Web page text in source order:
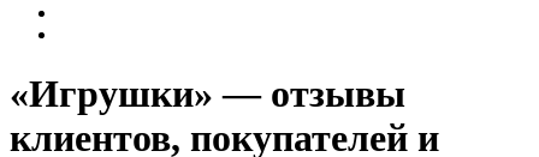
«Игрушки» — отзывы
клиентов, покупателей и